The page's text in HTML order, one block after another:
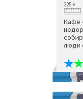
225 м
Кафе
люди